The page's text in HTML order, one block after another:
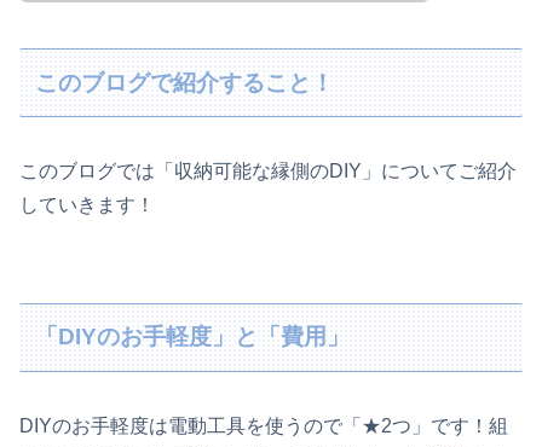
このブログで紹介すること！
このブログでは「収納可能な縁側のDIY」についてご紹介
していきます！
「DIYのお手軽度」と「費用」
DIYのお手軽度は電動工具を使うので「★2つ」です！組